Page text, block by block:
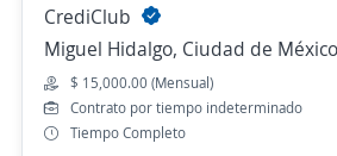
CrediClub
Miguel Hidalgo, Ciudad de
$ 15,000.00 (Mensual)
Contrato por tiempo indeterminado
Tiempo Completo